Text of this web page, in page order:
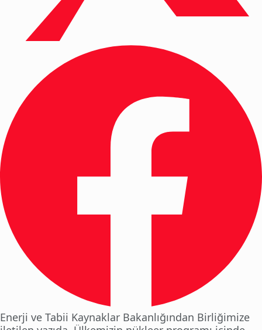
Enerji ve Tabii Kaynaklar Bakanlığından Birliğimize